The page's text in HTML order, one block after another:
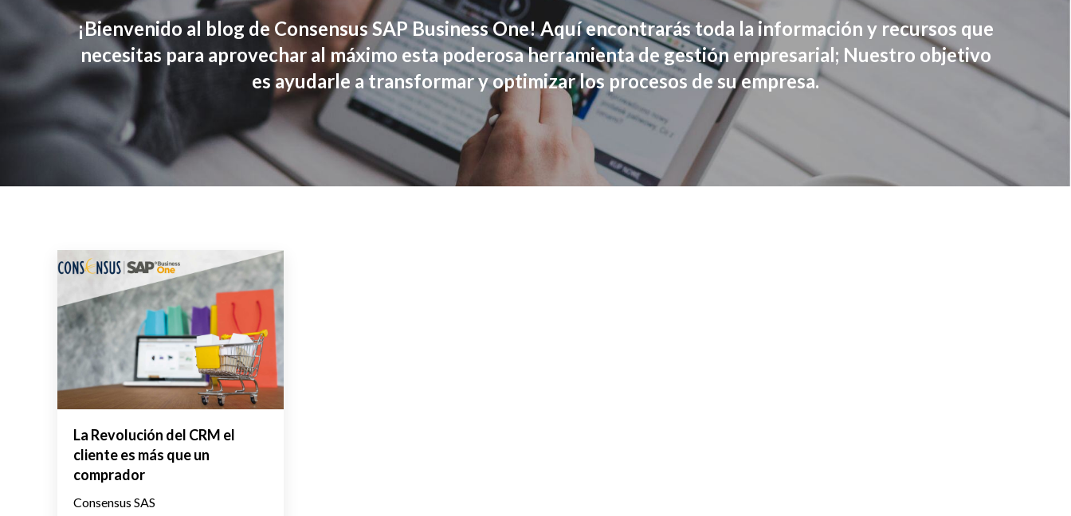
¡Bienvenido al blog de Consensus SAP Business One! Aquí encontrarás toda la información y recursos que
necesitas para aprovechar al máximo esta poderosa herramienta de gestión empresarial; Nuestro objetivo
es ayudarle a transformar y optimizar los procesos de su empresa.
La Revolución del CRM el
cliente es más que un
comprador
Consensus SAS